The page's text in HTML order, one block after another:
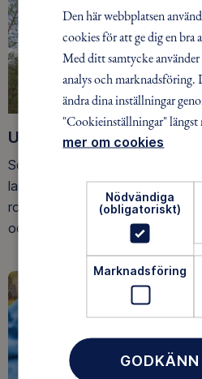
Upptäck nya äventyr
Som medlem har du tillgång till
landet. Våra ideella ledare
roliga och trygga äventyr i
och på fjället.
Den här webbplatsen
cookies för att ge dig en bra
Med ditt samtycke
analys och marknadsföring.
ändra dina inställningar
"Cookieinställningar" längst
mer om cookies
Nödvändiga
(obligatoriskt)
Marknadsföring